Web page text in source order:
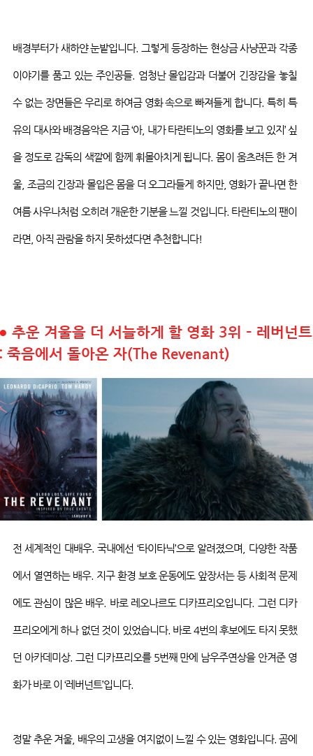
배경부터가 새하얀 눈밭입니다. 그렇게 등장하는 현상금 사냥꾼과 각종
이야기를 품고 있는 주인공들. 엄청난 몰입감과 더불어 긴장감을 놓칠
수 없는 장면들은 우리로 하여금 영화 속으로 빠져들게 합니다.특히 특
유의 대사와 배경음악은 지금 ‘아, 내가타란티노의 영화를 보고 있지’ 싶
을 정도로 감독의 색깔에 함께 휘몰아치게 됩니다.몸이움츠려든한 겨
울, 조금의 긴장과 몰입은 몸을 더 오그라들게 하지만, 영화가 끝나면 한
여름 사우나처럼 오히려 개운한 기분을 느낄 것입니다. 타란티노의 팬이
라면 아직 관람을 하지 못하셨다면 추천합니다!
추운 겨울을 더 서늘하게 할 영화 3위 – 레버넌트
죽음에서 돌아온 자(The Revenant)
전 세계적인 대배우.국내에선 ‘타이타닉’으로 알려졌으며 다양한 작품
에서 열연하는 배우. 지구 환경 보호 운동에도 앞장서는 등 사회적 문제
에도 관심이 많은 배우. 바로 레오나르도 디카프리오입니다. 그런 디카
프리오에게 하나 없던 것이 있었습니다. 바로 4번의 후보에도 타지 못했
던 아카데미상. 그런 디카프리오를 5번째 만에 남우주연상을 안겨준 영
화가 바로 이 ‘레버넌트’입니다.
정말 추운 겨울, 배우의 고생을 여지없이 느낄 수 있는 영화입니다. 곰에